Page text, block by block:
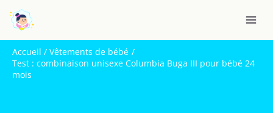
contenu
Accueil
Vêtements de bébé
Test : combinaison unisexe Columbia Buga III pour bébé 24
mois
e
c
h
e